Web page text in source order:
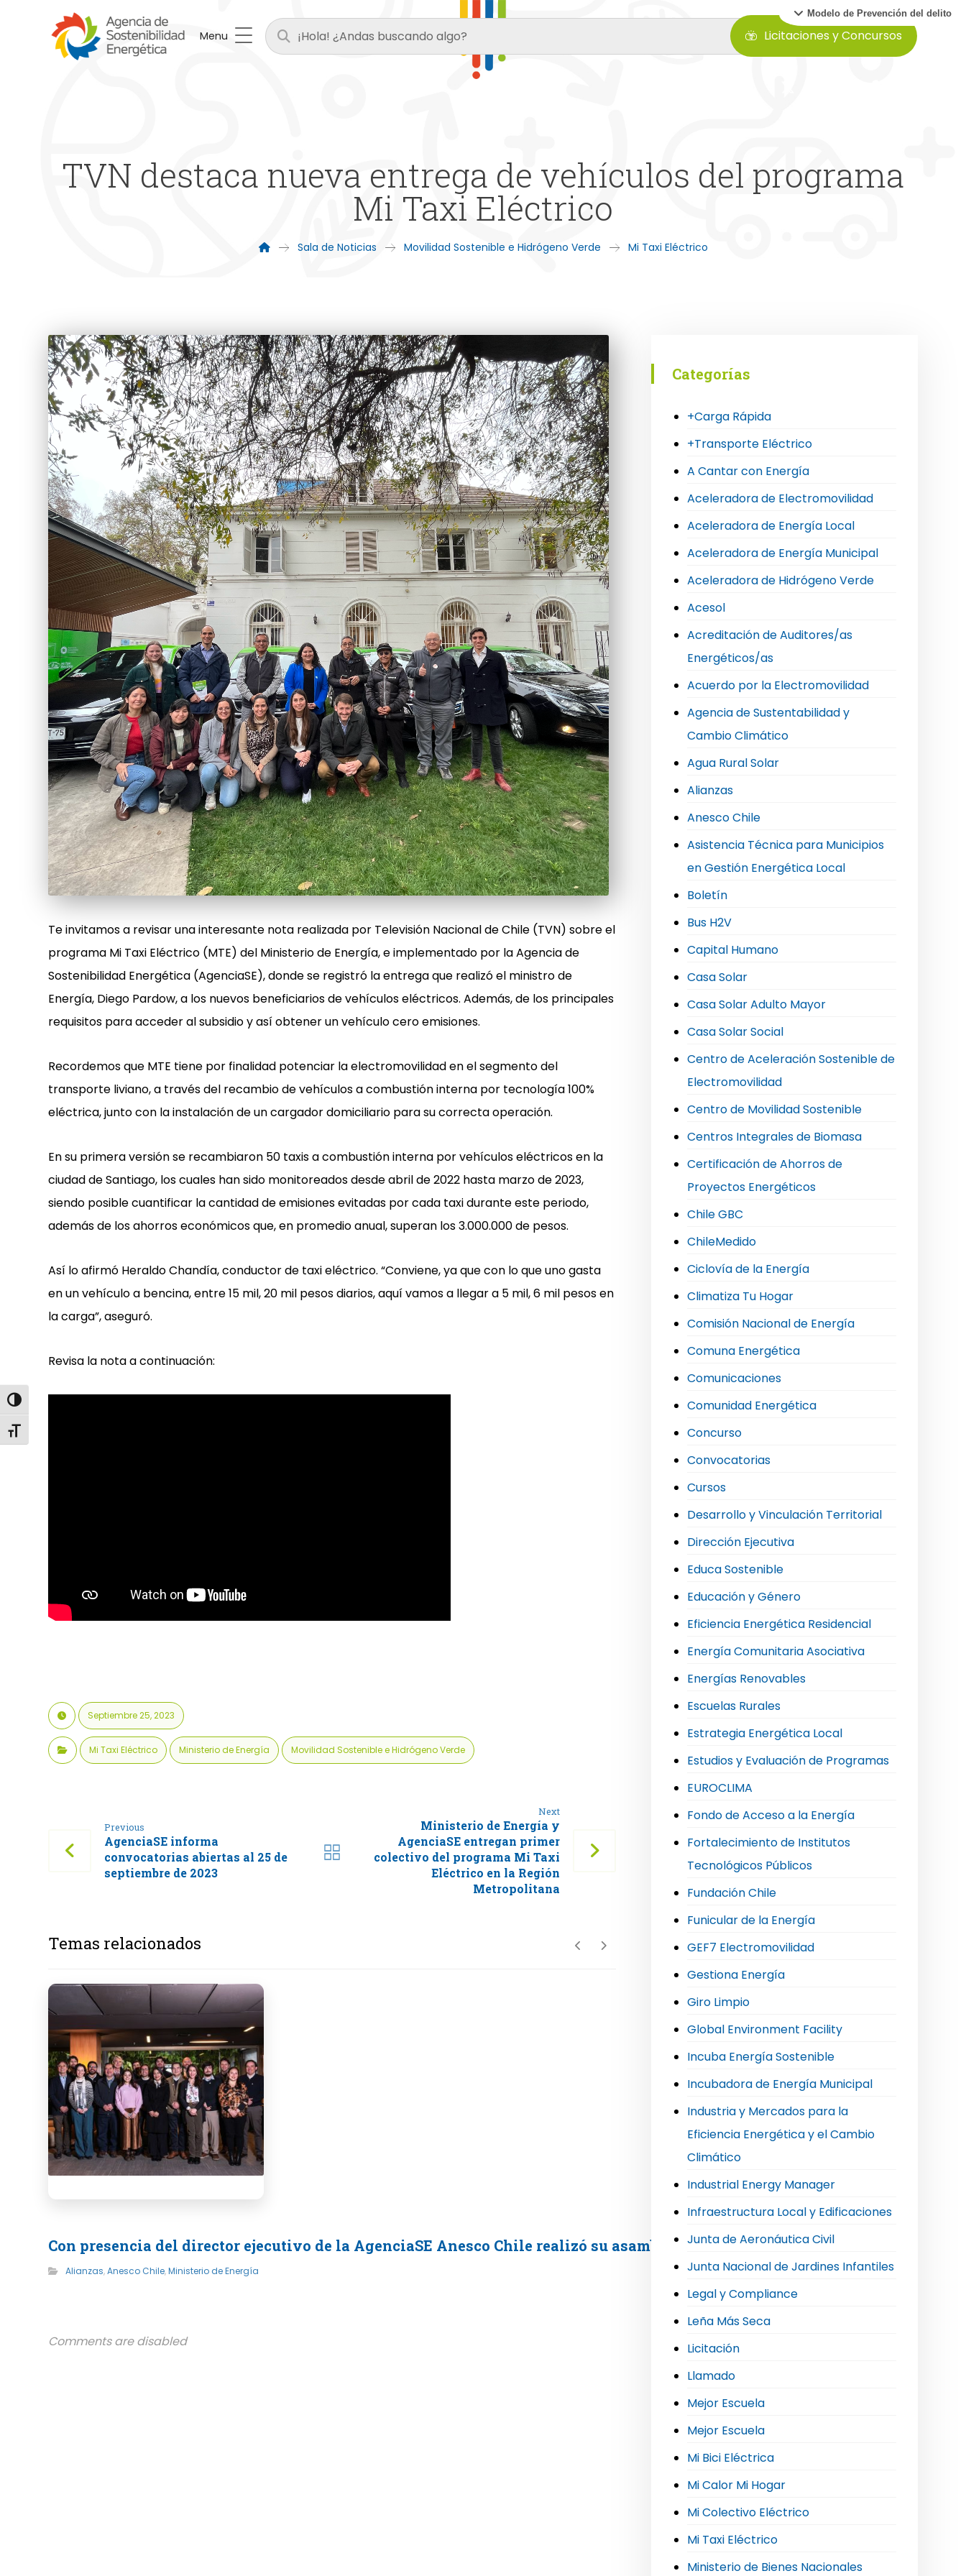
Alternar alto contraste
Alternar tamaño de letra
Modelo de Prevención del delito
Menu Licitaciones y Concursos
TVN destaca nueva entrega de vehículos del programa
Mi Taxi Eléctrico
Sala de Noticias Movilidad Sostenible e Hidrógeno Verde Mi Taxi Eléctrico
Te invitamos a revisar una interesante nota realizada por Televisión Nacional de Chile (TVN) sobre el
programa Mi Taxi Eléctrico (MTE) del Ministerio de Energía, e implementado por la Agencia de
Sostenibilidad Energética (AgenciaSE), donde se registró la entrega que realizó el ministro de
Energía, Diego Pardow, a los nuevos beneficiarios de vehículos eléctricos. Además, de los principales
requisitos para acceder al subsidio y así obtener un vehículo cero emisiones.
Recordemos que MTE tiene por finalidad potenciar la electromovilidad en el segmento del
transporte liviano, a través del recambio de vehículos a combustión interna por tecnología 100%
eléctrica, junto con la instalación de un cargador domiciliario para su correcta operación.
En su primera versión se recambiaron 50 taxis a combustión interna por vehículos eléctricos en la
ciudad de Santiago, los cuales han sido monitoreados desde abril de 2022 hasta marzo de 2023,
siendo posible cuantificar la cantidad de emisiones evitadas por cada taxi durante este periodo,
además de los ahorros económicos que, en promedio anual, superan los 3.000.000 de pesos.
Así lo afirmó Heraldo Chandía, conductor de taxi eléctrico. “Conviene, ya que con lo que uno gasta
en un vehículo a bencina, entre 15 mil, 20 mil pesos diarios, aquí vamos a llegar a 5 mil, 6 mil pesos en
la carga”, aseguró.
Revisa la nota a continuación:
Septiembre 25, 2023
Mi Taxi Eléctrico Ministerio de Energía Movilidad Sostenible e Hidrógeno Verde
Previous
AgenciaSE informa
convocatorias abiertas al 25 de
septiembre de 2023
Next
Ministerio de Energía y
AgenciaSE entregan primer
colectivo del programa Mi Taxi
Eléctrico en la Región
Metropolitana
Temas relacionados
Con presencia del director ejecutivo de la AgenciaSE Anesco Chile realizó su asamblea extraordinaria de socios
Alianzas,Anesco Chile,Ministerio de Energía
Comments are disabled
Categorías
+Carga Rápida
+Transporte Eléctrico
A Cantar con Energía
Aceleradora de Electromovilidad
Aceleradora de Energía Local
Aceleradora de Energía Municipal
Aceleradora de Hidrógeno Verde
Acesol
Acreditación de Auditores/as
Energéticos/as
Acuerdo por la Electromovilidad
Agencia de Sustentabilidad y
Cambio Climático
Agua Rural Solar
Alianzas
Anesco Chile
Asistencia Técnica para Municipios
en Gestión Energética Local
Boletín
Bus H2V
Capital Humano
Casa Solar
Casa Solar Adulto Mayor
Casa Solar Social
Centro de Aceleración Sostenible de
Electromovilidad
Centro de Movilidad Sostenible
Centros Integrales de Biomasa
Certificación de Ahorros de
Proyectos Energéticos
Chile GBC
ChileMedido
Ciclovía de la Energía
Climatiza Tu Hogar
Comisión Nacional de Energía
Comuna Energética
Comunicaciones
Comunidad Energética
Concurso
Convocatorias
Cursos
Desarrollo y Vinculación Territorial
Dirección Ejecutiva
Educa Sostenible
Educación y Género
Eficiencia Energética Residencial
Energía Comunitaria Asociativa
Energías Renovables
Escuelas Rurales
Estrategia Energética Local
Estudios y Evaluación de Programas
EUROCLIMA
Fondo de Acceso a la Energía
Fortalecimiento de Institutos
Tecnológicos Públicos
Fundación Chile
Funicular de la Energía
GEF7 Electromovilidad
Gestiona Energía
Giro Limpio
Global Environment Facility
Incuba Energía Sostenible
Incubadora de Energía Municipal
Industria y Mercados para la
Eficiencia Energética y el Cambio
Climático
Industrial Energy Manager
Infraestructura Local y Edificaciones
Junta de Aeronáutica Civil
Junta Nacional de Jardines Infantiles
Legal y Compliance
Leña Más Seca
Licitación
Llamado
Mejor Escuela
Mejor Escuela
Mi Bici Eléctrica
Mi Calor Mi Hogar
Mi Colectivo Eléctrico
Mi Taxi Eléctrico
Ministerio de Bienes Nacionales